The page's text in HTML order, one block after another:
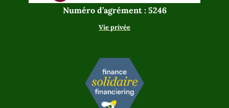
Numéro d’agrément : 5246
Vie privée